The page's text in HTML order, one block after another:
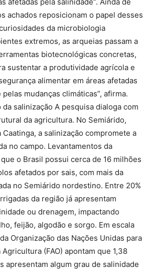
achados reposicionam o papel desses
da microbiologia
extremos, as arqueias passam a
biotecnológicas concretas,
sustentar a produtividade agrícola e
alimentar em áreas afetadas
mudanças climáticas”, afirma.
salinização A pesquisa dialoga com
da agricultura. No Semiárido,
a salinização compromete a
no campo. Levantamentos da
o Brasil possui cerca de 16 milhões
afetados por sais, com mais da
no Semiárido nordestino. Entre 20%
da região já apresentam
ou drenagem, impactando
feijão, algodão e sorgo. Em escala
Organização das Nações Unidas para
(FAO) apontam que 1,38
apresentam algum grau de salinidade